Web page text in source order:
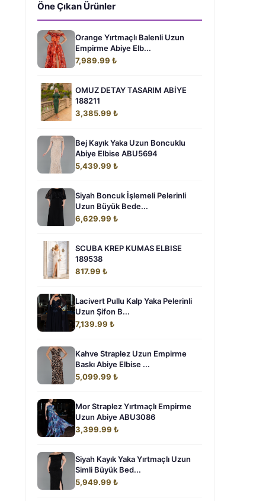
Öne Çıkan Ürünler
Orange Yırtmaçlı Balenli Uzun
Empirme Abiye Elb...
7,989.99 ₺
OMUZ DETAY TASARIM ABİYE
188211
3,385.99 ₺
Bej Kayık Yaka Uzun Boncuklu
Abiye Elbise ABU5694
5,439.99 ₺
Siyah Boncuk İşlemeli Pelerinli
Uzun Büyük Bede...
6,629.99 ₺
SCUBA KREP KUMAS ELBISE
189538
817.99 ₺
Lacivert Pullu Kalp Yaka Pelerinli
Uzun Şifon B...
7,139.99 ₺
Kahve Straplez Uzun Empirme
Baskı Abiye Elbise ...
5,099.99 ₺
Mor Straplez Yırtmaçlı Empirme
Uzun Abiye ABU3086
3,399.99 ₺
Siyah Kayık Yaka Yırtmaçlı Uzun
Simli Büyük Bed...
5,949.99 ₺